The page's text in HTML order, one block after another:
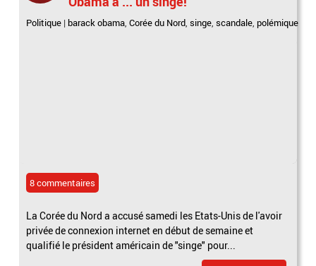
Politique | barack obama,Corée du Nord,singe,scandale, polémique
8 commentaires
La Corée du Nord a accusé samedi les Etats-Unis de l'avoir
privée de connexion internet en début de semaine et
qualifié le président américain de "singe" pour...